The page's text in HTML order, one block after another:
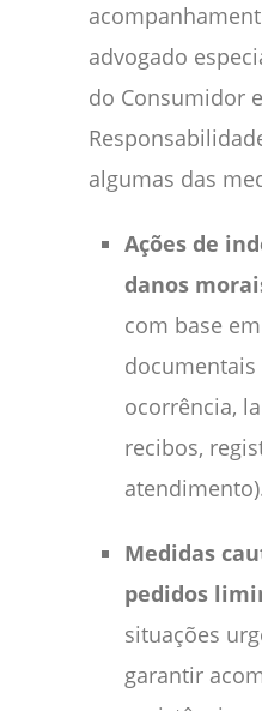
advogado
do Consumidor e
algumas das
Ações de
danos
com base
ocorrência,
recibos,
Medidas
pedidos
situações
garantir